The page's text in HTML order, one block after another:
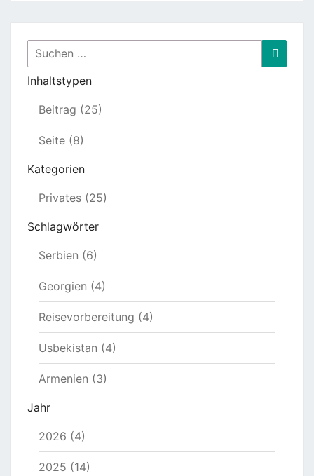
Suchen
nach:
Inhaltstypen
Beitrag (25)
Seite (8)
Kategorien
Privates (25)
Schlagwörter
Serbien (6)
Georgien (4)
Reisevorbereitung (4)
Usbekistan (4)
Armenien (3)
Jahr
2026 (4)
2025 (14)